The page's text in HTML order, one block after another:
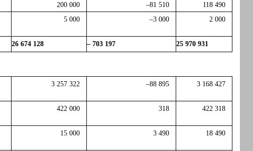
200 000 –81 510
118 490
5 000 –3 000 2 000
26 674 128 – 703 197 25 970 931
3 257 322 –88 895 3 168 427
422 000 318 422 318
15 000 3 490 18 490